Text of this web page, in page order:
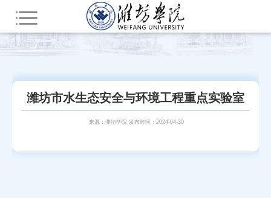
您所在的位置：首页 市级平台
潍坊市水生态安全与环境工程重点实验室
来源：潍坊学院 发布时间：2024-04-30